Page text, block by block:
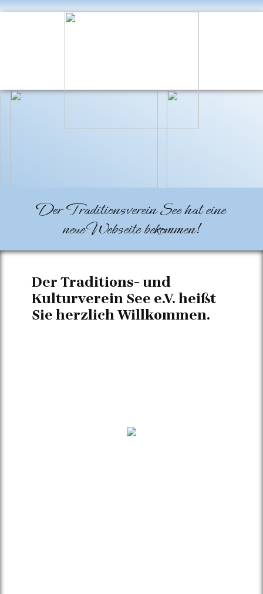
Der Traditionsverein See hat eine
neue Webseite bekommen!
Der Traditions- und
Kulturverein See e.V. heißt
Sie herzlich Willkommen.